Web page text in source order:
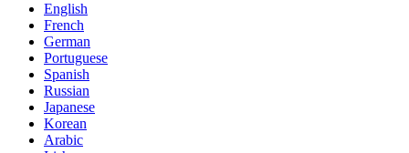
English
French
German
Portuguese
Spanish
Russian
Japanese
Korean
Arabic